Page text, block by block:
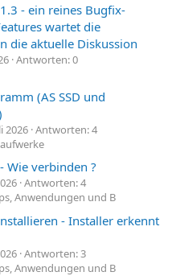
- ein reines Bugfix-
wartet die
die aktuelle Diskussion
Antworten: 0
(AS SSD und
2026 Antworten: 4
Wie verbinden ?
Antworten: 4
Anwendungen und B
- Installer erkennt
Antworten: 3
Anwendungen und B